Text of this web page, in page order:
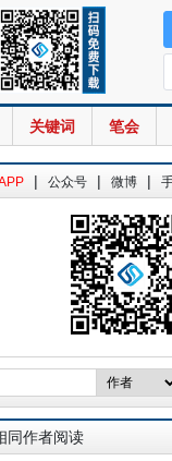
关键词 笔会
| 公众号 | 微博 |
同作者阅读